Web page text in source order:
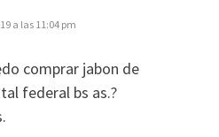
a las 11:04 pm
comprar jabon de
federal bs as.?